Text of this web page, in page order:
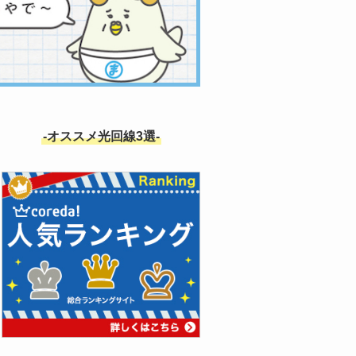
-オススメ光回線3選-